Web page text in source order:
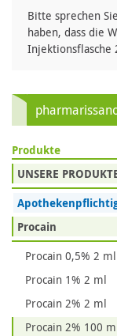
Bitte sprechen
haben, dass die
Injektionsflasche
Produkte
UNSERE
Procain
Procain 0,5% 2 ml
Procain 1% 2 ml
Procain 2% 2 ml
Procain 2% 100